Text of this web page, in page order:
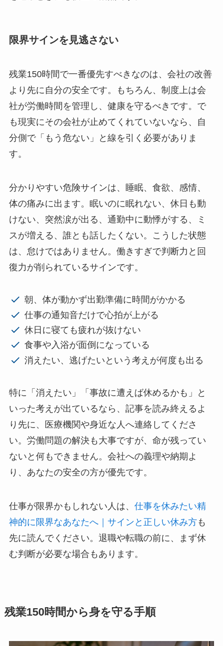
限界サインを見逃さない
残業150時間で一番優先すべきなのは、会社の改善
より先に自分の安全です。もちろん、制度上は会
社が労働時間を管理し、健康を守るべきです。で
も現実にその会社が止めてくれていないなら、自
分側で「もう危ない」と線を引く必要がありま
す。
分かりやすい危険サインは、睡眠、食欲、感情、
体の痛みに出ます。眠いのに眠れない、休日も動
けない、突然涙が出る、通勤中に動悸がする、ミ
スが増える、誰とも話したくない。こうした状態
は、怠けではありません。働きすぎで判断力と回
復力が削られているサインです。
朝、体が動かず出勤準備に時間がかかる
仕事の通知音だけで心拍が上がる
休日に寝ても疲れが抜けない
食事や入浴が面倒になっている
消えたい、逃げたいという考えが何度も出る
特に「消えたい」「事故に遭えば休めるかも」と
いった考えが出ているなら、記事を読み終えるよ
り先に、医療機関や身近な人へ連絡してくださ
い。労働問題の解決も大事ですが、命が残ってい
ないと何もできません。会社への義理や納期よ
り、あなたの安全の方が優先です。
仕事が限界かもしれない人は、 仕事を休みたい精
神的に限界なあなたへ｜サインと正しい休み方も
先に読んでください。退職や転職の前に、まず休
む判断が必要な場合もあります。
残業150時間から身を守る手順